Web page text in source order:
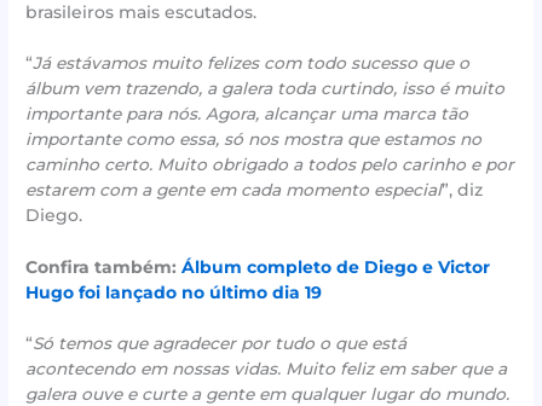
brasileiros mais escutados.
“Já estávamos muito felizes com todo sucesso que o
álbum vem trazendo, a galera toda curtindo, isso é muito
importante para nós. Agora, alcançar uma marca tão
importante como essa, só nos mostra que estamos no
caminho certo. Muito obrigado a todos pelo carinho e por
estarem com a gente em cada momento especial”, diz
Diego.
Confira também:Álbum completo de Diego e Victor
Hugo foi lançado no último dia 19
“Só temos que agradecer por tudo o que está
acontecendo em nossas vidas. Muito feliz em saber que a
galera ouve e curte a gente em qualquer lugar do mundo.